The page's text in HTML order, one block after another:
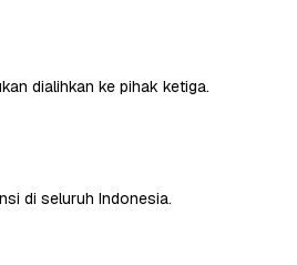
dialihkan ke pihak ketiga.
di seluruh Indonesia.